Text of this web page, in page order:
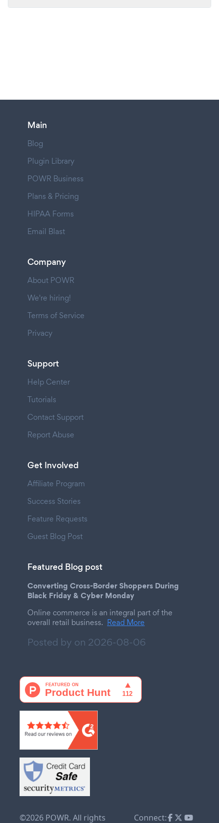
Main
Blog
Plugin Library
POWR Business
Plans & Pricing
HIPAA Forms
Email Blast
Company
About POWR
We're hiring!
Terms of Service
Privacy
Support
Help Center
Tutorials
Contact Support
Report Abuse
Get Involved
Affiliate Program
Success Stories
Feature Requests
Guest Blog Post
Featured Blog post
Converting Cross-Border Shoppers During
Black Friday & Cyber Monday
Online commerce is an integral part of the
overall retail business. Read More
Posted by on 2026-08-06
©2026 POWR. All rights Connect: